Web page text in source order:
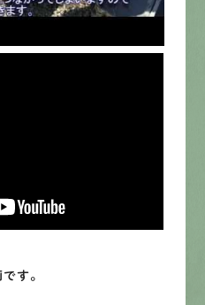
2605
お手軽相談
す。